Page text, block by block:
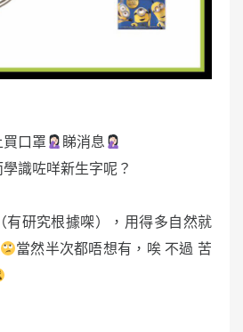
口罩
睇消息
識咗咩新生字呢？
有研究根據㗎），用得多自然就
當然半次都唔想有，唉 不過 苦